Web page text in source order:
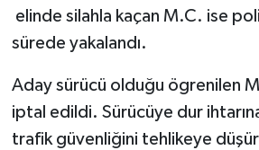
elinde silahla kaçan M.C. ise
sürede yakalandı.
Aday sürücü olduğu ögrenilen
iptal edildi. Sürücüye dur
trafik güvenliğini tehlikeye